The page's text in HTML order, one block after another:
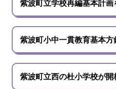
紫波町立学校再編基本計
紫波町小中一貫教育基本方
紫波町立西の杜小学校が開